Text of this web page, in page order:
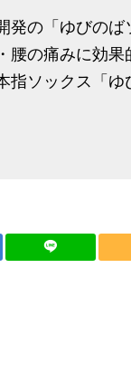
発の「ゆびの
腰の痛みに効
指ソックス「